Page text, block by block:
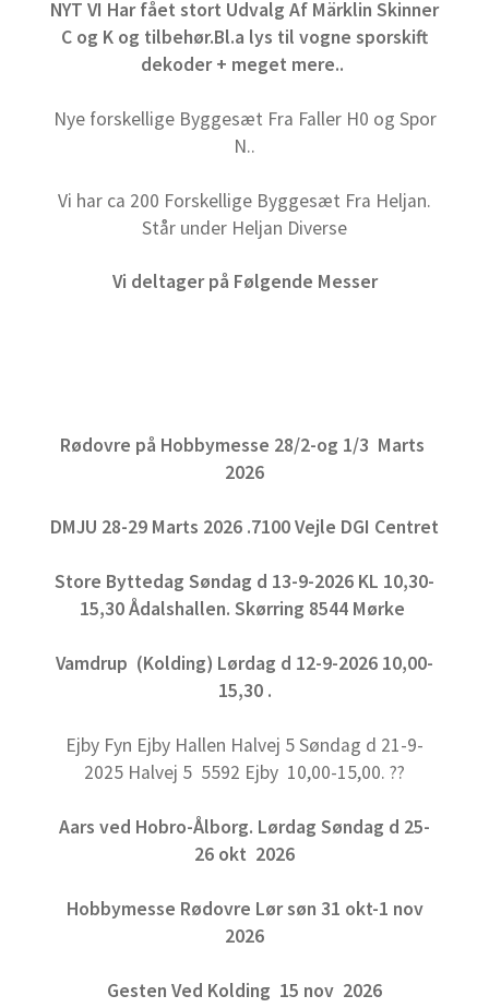
NYT VI Har fået stort Udvalg Af Märklin Skinner
C og K og tilbehør.Bl.a lys til vogne sporskift
dekoder + meget mere..
Nye forskellige Byggesæt Fra Faller H0 og Spor
N..
Vi har ca 200 Forskellige Byggesæt Fra Heljan.
Står under Heljan Diverse
Vi deltager på Følgende Messer
Rødovre på Hobbymesse 28/2-og 1/3 Marts
2026
DMJU 28-29 Marts 2026 .7100 Vejle DGI Centret
Store Byttedag Søndag d 13-9-2026 KL 10,30-
15,30 Ådalshallen. Skørring 8544 Mørke
Vamdrup (Kolding) Lørdag d 12-9-2026 10,00-
15,30 .
Ejby Fyn Ejby Hallen Halvej 5 Søndag d 21-9-
2025 Halvej 5 5592 Ejby 10,00-15,00. ??
Aars ved Hobro-Ålborg. Lørdag Søndag d 25-
26 okt 2026
Hobbymesse Rødovre Lør søn 31 okt-1 nov
2026
Gesten Ved Kolding 15 nov 2026